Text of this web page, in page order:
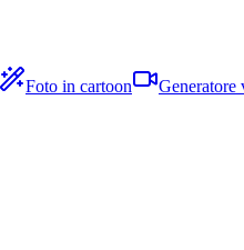
Foto in cartoon
Generatore